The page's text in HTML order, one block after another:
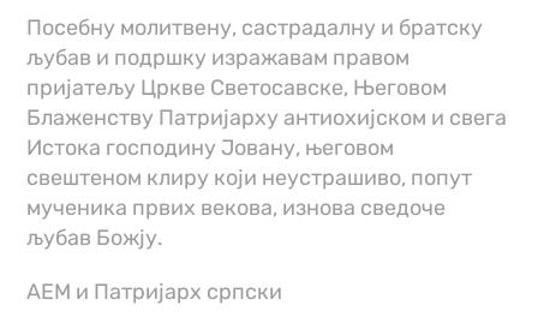
Посебну молитвену, састрадалну и братску
љубав и подршку изражавам правом
пријатељу Цркве Светосавске, Његовом
Блаженству Патријарху антиохијском и свега
Истока господину Јовану, његовом
свештеном клиру који неустрашиво, попут
мученика првих векова, изнова сведоче
љубав Божју.
АЕМ и Патријарх српски